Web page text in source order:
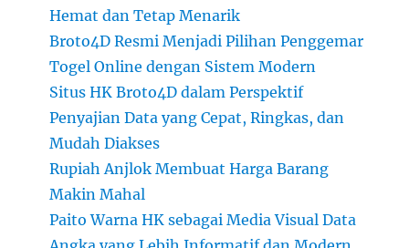
Hemat dan Tetap Menarik
Broto4D Resmi Menjadi Pilihan Penggemar
Togel Online dengan Sistem Modern
Situs HK Broto4D dalam Perspektif
Penyajian Data yang Cepat, Ringkas, dan
Mudah Diakses
Rupiah Anjlok Membuat Harga Barang
Makin Mahal
Paito Warna HK sebagai Media Visual Data